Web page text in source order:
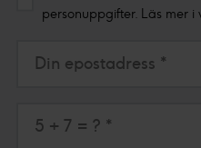
personuppgifter. Läs mer i
Din epostadress *
5 + 7 = ? *